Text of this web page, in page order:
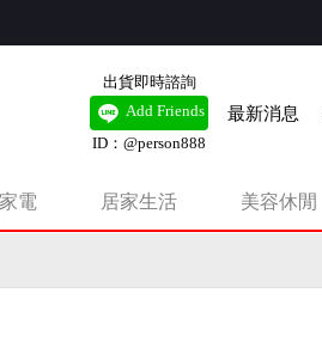
電 居家生活 美容休閒
出貨即時諮詢
Add Friends
ID：@person888
最新消息